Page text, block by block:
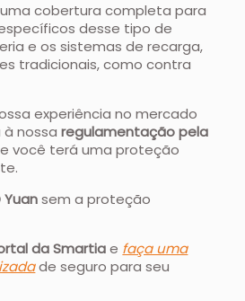
cobertura completa para
desse tipo de
e os sistemas de recarga,
tradicionais, como contra
experiência no mercado
à nossaregulamentação pela
você terá uma proteção
Yuansem a proteção
da Smartiae faça uma
de seguro para seu